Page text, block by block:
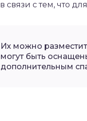
с тем, что
Их можно
могут быть
дополнительным